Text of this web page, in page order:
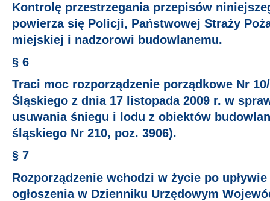
Kontrolę przestrzegania przepisów
powierza się Policji, Państwowej Straży
miejskiej i nadzorowi budowlanemu.
§ 6
Traci moc rozporządzenie porządkowe Nr
Śląskiego z dnia 17 listopada 2009 r. w
usuwania śniegu i lodu z obiektów
śląskiego Nr 210, poz. 3906).
§ 7
Rozporządzenie wchodzi w życie po
ogłoszenia w Dzienniku Urzędowym